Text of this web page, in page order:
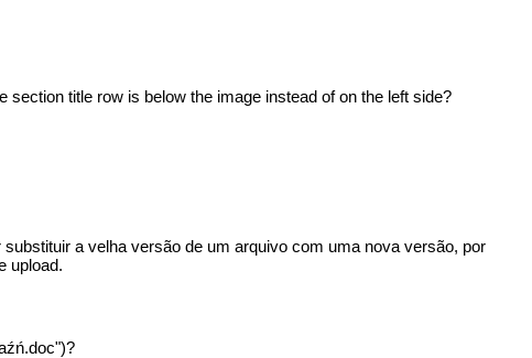
title row is below the image instead of on the left side?
a velha versão de um arquivo com uma nova versão, por
upload.